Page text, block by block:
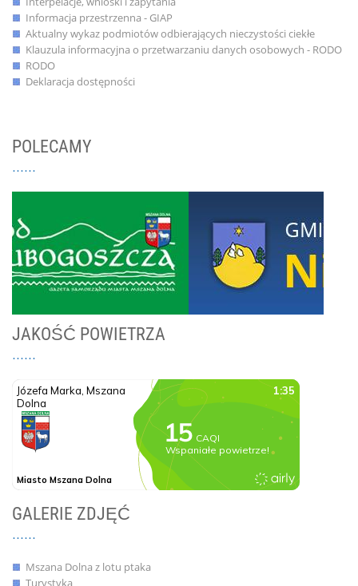
Informacja przestrzenna - GIAP
Aktualny wykaz podmiotów odbierających nieczystości ciekłe
Klauzula informacyjna o przetwarzaniu danych osobowych - RODO
RODO
Deklaracja dostępności
POLECAMY
JAKOŚĆ POWIETRZA
GALERIE ZDJĘĆ
Mszana Dolna z lotu ptaka
Turystyka